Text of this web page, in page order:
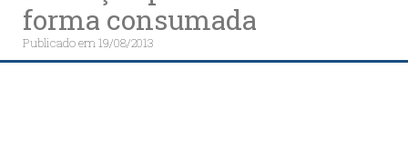
forma consumada
Publicado em19/08/2013